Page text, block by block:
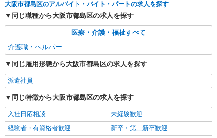
派遣社員
株式会社kotrio /●OS-H1-2114939
城北公園通駅⇒キレイな病院で介護補助/事務
時給1550円〜2187円 ＜日払い有/週払い有/交
通費全支給(ガソリン代含む)＞
キープ
派遣社員
株式会社kotrio /●OS-H1-2103428
NEW
大阪市都島区のアルバイト・バイト・パートの求人を探す
同じ職種から大阪市都島区の求人を探す
医療・介護・福祉すべて
介護職・ヘルパー
同じ雇用形態から大阪市都島区の求人を探す
派遣社員
同じ特徴から大阪市都島区の求人を探す
入社日応相談
未経験歓迎
経験者・有資格者歓迎
新卒・第二新卒歓迎